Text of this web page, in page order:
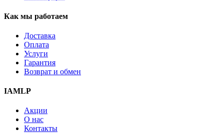
Как мы работаем
Доставка
Оплата
Услуги
Гарантия
Возврат и обмен
IAMLP
Акции
О нас
Контакты